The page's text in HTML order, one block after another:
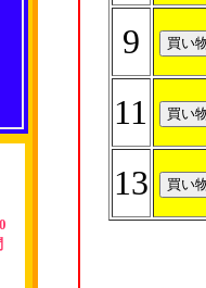
9
11
13